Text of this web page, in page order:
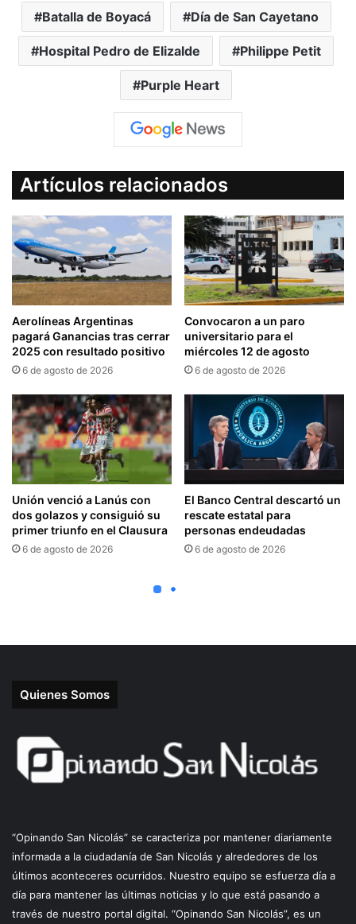
Quienes Somos
“Opinando San Nicolás” se caracteriza por mantener diariamente
informada a la ciudadanía de San Nicolás y alrededores de los
últimos aconteceres ocurridos. Nuestro equipo se esfuerza día a
día para mantener las últimas noticias y lo que está pasando a
través de nuestro portal digital. “Opinando San Nicolás”, es un